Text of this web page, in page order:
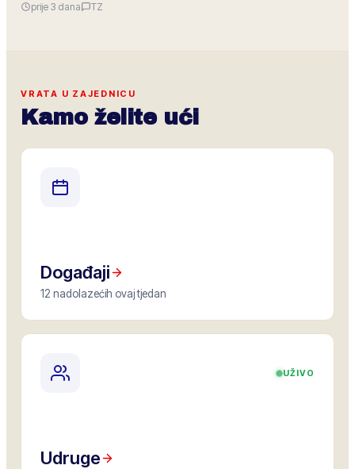
prije 3 dana TZ
VRATA U ZAJEDNICU
Kamo želite ući
Događaji
12 nadolazećih ovaj tjedan
UŽIVO
Udruge